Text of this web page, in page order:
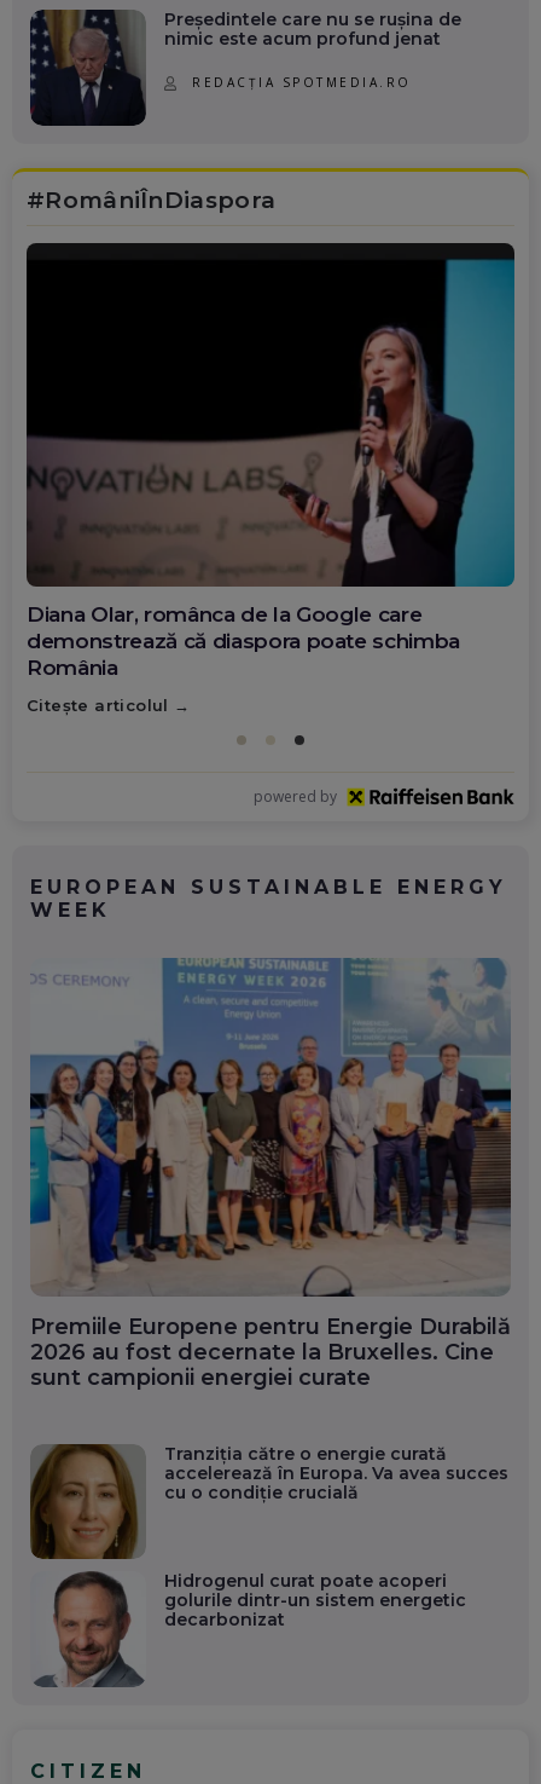
Președintele care nu se rușina de
nimic este acum profund jenat
REDACȚIA SPOTMEDIA.RO
#RomâniÎnDiaspora
Diana Olar, românca de la Google care
demonstrează că diaspora poate schimba
România
Citește articolul
powered by
EUROPEAN SUSTAINABLE ENERGY
WEEK
Premiile Europene pentru Energie Durabilă
2026 au fost decernate la Bruxelles. Cine
sunt campionii energiei curate
Tranziția către o energie curată
accelerează în Europa. Va avea succes
cu o condiție crucială
Hidrogenul curat poate acoperi
golurile dintr-un sistem energetic
decarbonizat
CITIZEN